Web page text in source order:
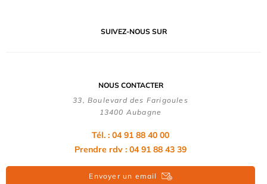
SUIVEZ-NOUS SUR
NOUS CONTACTER
33, Boulevard des Farigoules
13400 Aubagne
Tél. : 04 91 88 40 00
Prendre rdv : 04 91 88 43 39
Envoyer un email